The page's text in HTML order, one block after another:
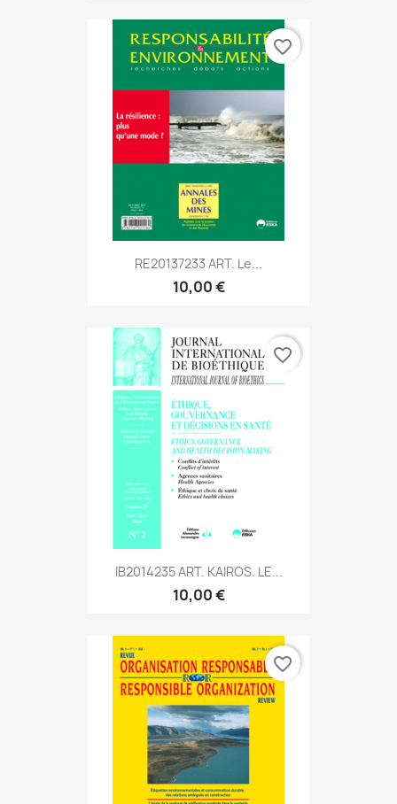
RE20137233 ART. Le...
10,00 €
favorite_border
IB2014235 ART. KAIROS. LE...
10,00 €
favorite_border
favorite_border